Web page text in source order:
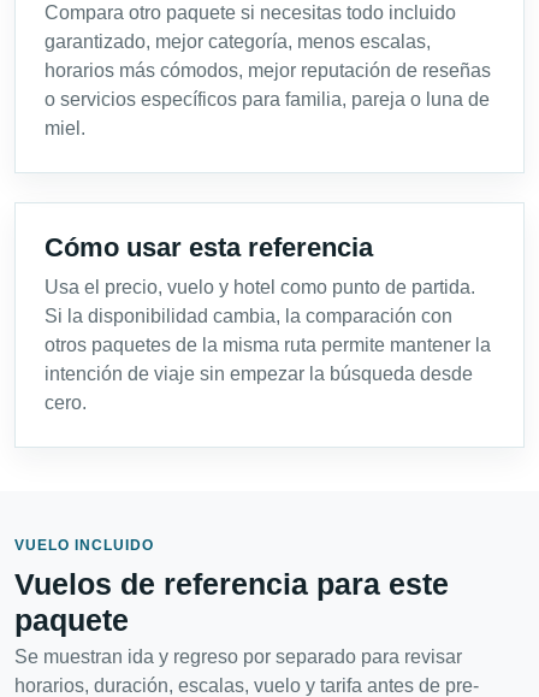
Compara otro paquete si necesitas todo incluido
garantizado, mejor categoría, menos escalas,
horarios más cómodos, mejor reputación de reseñas
o servicios específicos para familia, pareja o luna de
miel.
Cómo usar esta referencia
Usa el precio, vuelo y hotel como punto de partida.
Si la disponibilidad cambia, la comparación con
otros paquetes de la misma ruta permite mantener la
intención de viaje sin empezar la búsqueda desde
cero.
VUELO INCLUIDO
Vuelos de referencia para este
paquete
Se muestran ida y regreso por separado para revisar
horarios, duración, escalas, vuelo y tarifa antes de pre-